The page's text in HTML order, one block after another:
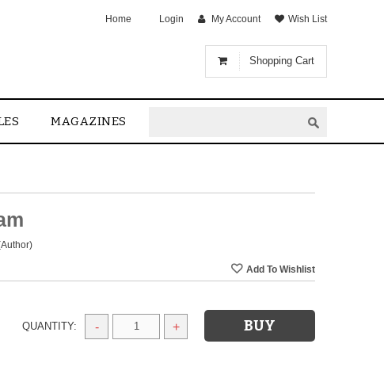
Shopping Cart
Home Login My Account Wish List
MAGAZINES
QUANTITY: - +